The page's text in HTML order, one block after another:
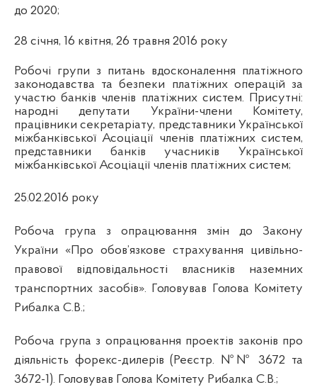
до 2020;
28 січня, 16 квітня, 26 травня 2016 року
Робочі групи з питань вдосконалення платіжного
законодавства та безпеки платіжних операцій за
участю банків членів платіжних систем. Присутні:
народні депутати України-члени Комітету,
працівники секретаріату, представники Української
міжбанківської Асоціації членів платіжних систем,
представники банків учасників Української
міжбанківської Асоціації членів платіжних систем;
25.02.2016 року
Робоча група з опрацювання змін до Закону
України «Про обов’язкове страхування цивільно-
правової відповідальності власників наземних
транспортних засобів». Головував Голова Комітету
Рибалка С.В.;
Робоча група з опрацювання проектів законів про
діяльність форекс-дилерів (Реєстр. №№ 3672 та
3672-1). Головував Голова Комітету Рибалка С.В.;